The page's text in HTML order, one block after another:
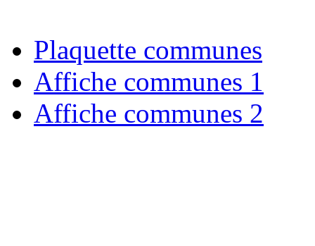
Plaquette communes
Affiche communes 1
Affiche communes 2